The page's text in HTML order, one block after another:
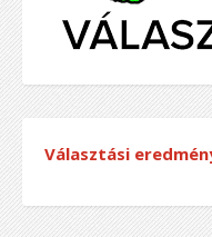
Választási